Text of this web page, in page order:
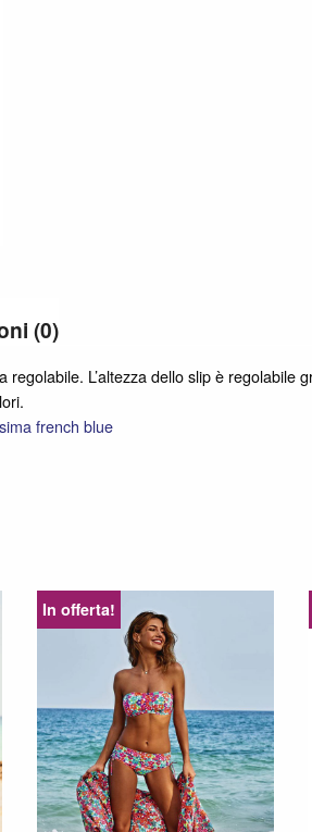
(0)
L’altezza dello slip è regolabile
french blue
In offerta!